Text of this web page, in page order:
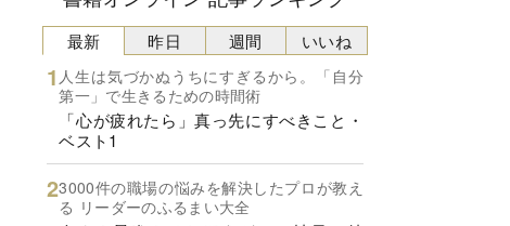
最新
人生は気づかぬうちにすぎるから。「自分
第一」で生きるための時間術
「心が疲れたら」真っ先にすべきこと・
ベスト1
3000件の職場の悩みを解決したプロが教え
る リーダーのふるまい大全
昨日 週間 いいね